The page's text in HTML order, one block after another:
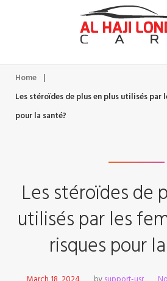
Home |
Les stéroïdes de plus en plus utilisés par
pour la santé?
Les stéroïdes de
utilisés par les
risques pour